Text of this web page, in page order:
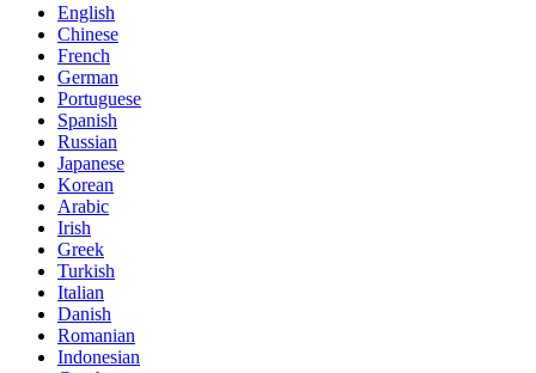
English
Chinese
French
German
Portuguese
Spanish
Russian
Japanese
Korean
Arabic
Irish
Greek
Turkish
Italian
Danish
Romanian
Indonesian